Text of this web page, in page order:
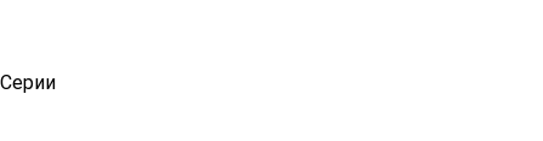
Серии